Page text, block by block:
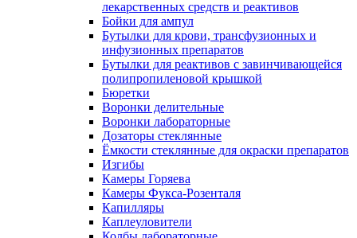
лекарственных средств и реактивов
Бойки для ампул
Бутылки для крови, трансфузионных и
инфузионных препаратов
Бутылки для реактивов с завинчивающейся
полипропиленовой крышкой
Бюретки
Воронки делительные
Воронки лабораторные
Дозаторы стеклянные
Ёмкости стеклянные для окраски препаратов
Изгибы
Камеры Горяева
Камеры Фукса-Розенталя
Капилляры
Каплеуловители